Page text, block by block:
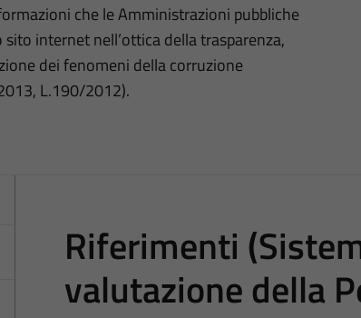
che le Amministrazioni pubbliche
internet nell’ottica della trasparenza,
dei fenomeni della corruzione
L.190/2012).
Riferimenti
valutazione della